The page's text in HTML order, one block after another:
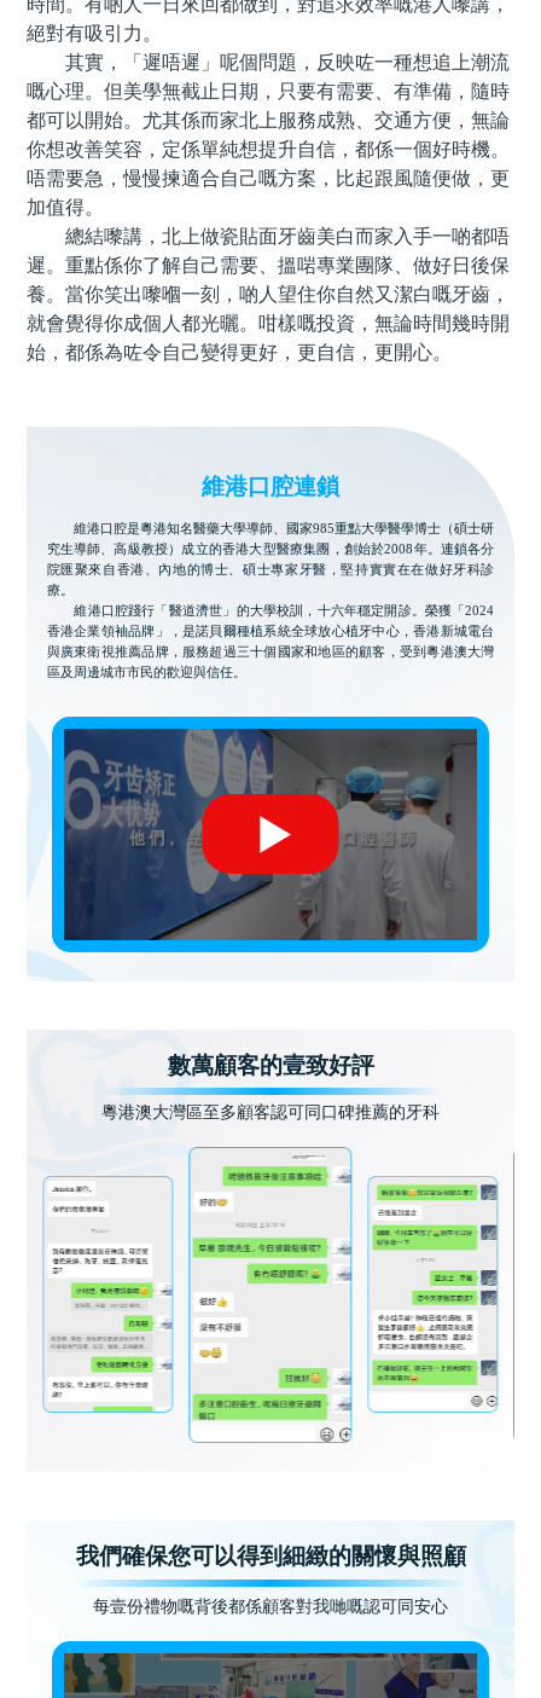
時間。有啲人一日來回都做到，對追求效率嘅港人嚟講，
絕對有吸引力。
其實，「遲唔遲」呢個問題，反映咗一種想追上潮流
嘅心理。但美學無截止日期，只要有需要、有準備，隨時
都可以開始。尤其係而家北上服務成熟、交通方便，無論
你想改善笑容，定係單純想提升自信，都係一個好時機。
唔需要急，慢慢揀適合自己嘅方案，比起跟風隨便做，更
加值得。
總結嚟講，北上做瓷貼面牙齒美白而家入手一啲都唔
遲。重點係你了解自己需要、搵啱專業團隊、做好日後保
養。當你笑出嚟嗰一刻，啲人望住你自然又潔白嘅牙齒，
就會覺得你成個人都光曬。咁樣嘅投資，無論時間幾時開
始，都係為咗令自己變得更好，更自信，更開心。
維港口腔連鎖
維港口腔是粵港知名醫藥大學導師、國家985重點大學醫學博士（碩士研
究生導師、高級教授）成立的香港大型醫療集團，創始於2008年。連鎖各分
院匯聚來自香港、內地的博士、碩士專家牙醫，堅持實實在在做好牙科診
療。
維港口腔踐行「醫道濟世」的大學校訓，十六年穩定開診。榮獲「2024
香港企業領袖品牌」，是諾貝爾種植系統全球放心植牙中心，香港新城電台
與廣東衛視推薦品牌，服務超過三十個國家和地區的顧客，受到粵港澳大灣
區及周邊城市市民的歡迎與信任。
數萬顧客的壹致好評
粵港澳大灣區至多顧客認可同口碑推薦的牙科
我們確保您可以得到細緻的關懷與照顧
每壹份禮物嘅背後都係顧客對我哋嘅認可同安心